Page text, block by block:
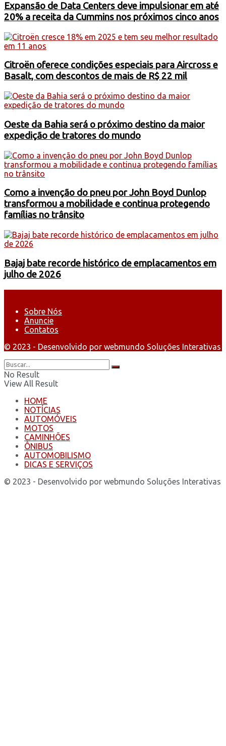
Expansão de Data Centers deve impulsionar em até
20% a receita da Cummins nos próximos cinco anos
Citroën oferece condições especiais para Aircross e
Basalt, com descontos de mais de R$ 22 mil
Oeste da Bahia será o próximo destino da maior
expedição de tratores do mundo
Como a invenção do pneu por John Boyd Dunlop
transformou a mobilidade e continua protegendo
famílias no trânsito
Bajaj bate recorde histórico de emplacamentos em
julho de 2026
Sobre Nós
Anuncie
Contatos
© 2023 - Desenvolvido por webmundo Soluções Interativas
No Result
View All Result
HOME
NOTÍCIAS
AUTOMÓVEIS
MOTOS
CAMINHÕES
ÔNIBUS
AUTOMOBILISMO
DICAS E SERVIÇOS
© 2023 - Desenvolvido por webmundo Soluções Interativas